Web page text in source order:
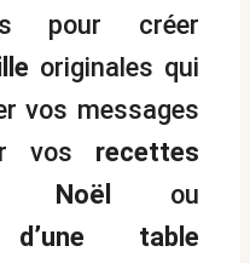
pour créer
originales qui
vos messages
vos recettes
Noël
ou
d’une table